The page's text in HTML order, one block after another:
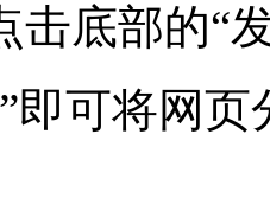
击底部的“
即可将网